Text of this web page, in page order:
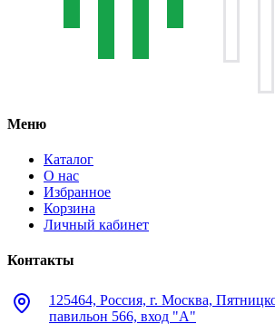
Меню
Каталог
О нас
Избранное
Корзина
Личный кабинет
Контакты
125464, Россия, г. Москва,
павильон 566, вход "А"